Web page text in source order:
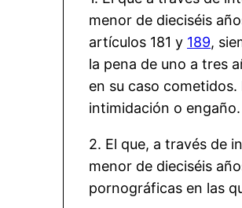
menor de dieciséis
artículos 181 y 189,
la pena de uno a tres
en su caso
intimidación o engaño.
2. El que, a través de
menor de dieciséis
pornográficas en las